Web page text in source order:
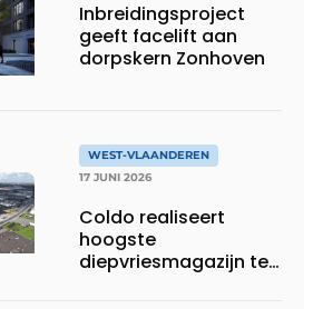
Inbreidingsproject
geeft facelift aan
dorpskern Zonhoven
WEST-VLAANDEREN
17 JUNI 2026
Coldo realiseert
hoogste
diepvriesmagazijn ter